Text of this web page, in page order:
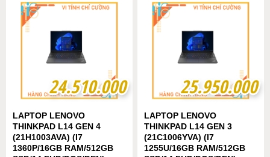
24.510.000
24.510.000
LAPTOP LENOVO
THINKPAD L14 GEN 4
(21H1003AVA) (I7
1360P/16GB RAM/512GB
25.950.000
25.950.000
LAPTOP LENOVO
THINKPAD L14 GEN 3
(21C1006YVA) (I7
1255U/16GB RAM/512GB